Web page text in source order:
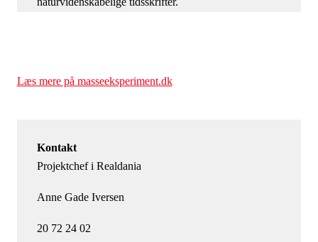
Læs mere på masseeksperiment.dk
Kontakt
Projektchef i Realdania
Anne Gade Iversen
20 72 24 02